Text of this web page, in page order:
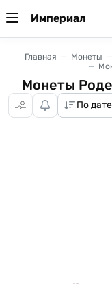
Империал
Главная Монеты
Монеты